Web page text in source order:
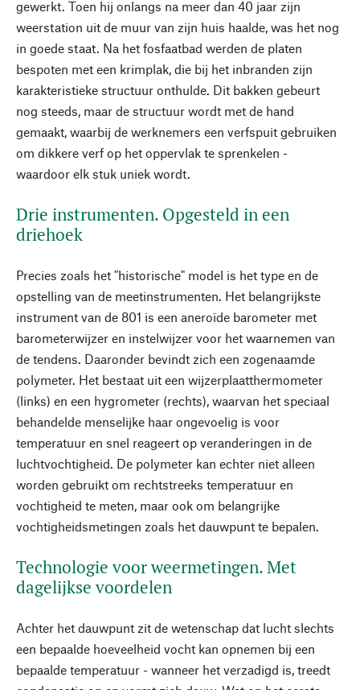
gewerkt. Toen hij onlangs na meer dan 40 jaar zijn
weerstation uit de muur van zijn huis haalde, was het nog
in goede staat. Na het fosfaatbad werden de platen
bespoten met een krimplak, die bij het inbranden zijn
karakteristieke structuur onthulde. Dit bakken gebeurt
nog steeds, maar de structuur wordt met de hand
gemaakt, waarbij de werknemers een verfspuit gebruiken
om dikkere verf op het oppervlak te sprenkelen -
waardoor elk stuk uniek wordt.
Drie instrumenten. Opgesteld in een
driehoek
Precies zoals het "historische" model is het type en de
opstelling van de meetinstrumenten. Het belangrijkste
instrument van de 801 is een aneroïde barometer met
barometerwijzer en instelwijzer voor het waarnemen van
de tendens. Daaronder bevindt zich een zogenaamde
polymeter. Het bestaat uit een wijzerplaatthermometer
(links) en een hygrometer (rechts), waarvan het speciaal
behandelde menselijke haar ongevoelig is voor
temperatuur en snel reageert op veranderingen in de
luchtvochtigheid. De polymeter kan echter niet alleen
worden gebruikt om rechtstreeks temperatuur en
vochtigheid te meten, maar ook om belangrijke
vochtigheidsmetingen zoals het dauwpunt te bepalen.
Technologie voor weermetingen. Met
dagelijkse voordelen
Achter het dauwpunt zit de wetenschap dat lucht slechts
een bepaalde hoeveelheid vocht kan opnemen bij een
bepaalde temperatuur - wanneer het verzadigd is, treedt